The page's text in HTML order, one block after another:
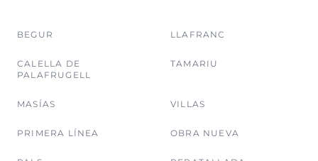
BEGUR LLAFRANC
CALELLA DE
PALAFRUGELL
TAMARIU
MASÍAS VILLAS
PRIMERA LÍNEA OBRA NUEVA